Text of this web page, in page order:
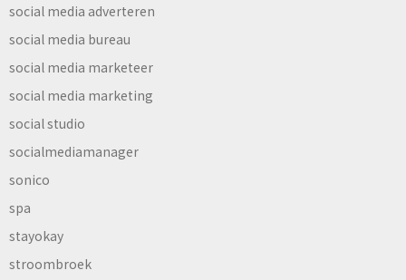
social media adverteren
social media bureau
social media marketeer
social media marketing
social studio
socialmediamanager
sonico
spa
stayokay
stroombroek